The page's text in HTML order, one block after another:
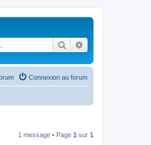
Rechercher
Connexion au forum
1 message • Page 1 sur 1